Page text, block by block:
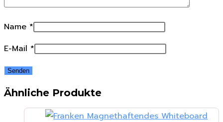
Name *
E-Mail *
Ähnliche Produkte